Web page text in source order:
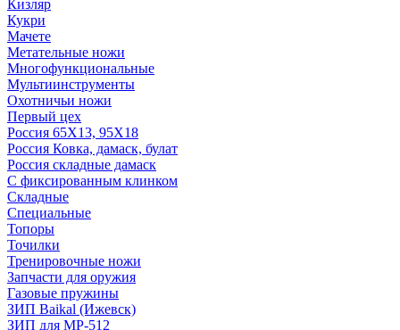
Кизляр
Кукри
Мачете
Метательные ножи
Многофункциональные
Мультиинструменты
Охотничьи ножи
Первый цех
Россия 65Х13, 95Х18
Россия Ковка, дамаск, булат
Россия складные дамаск
С фиксированным клинком
Складные
Специальные
Топоры
Точилки
Тренировочные ножи
Запчасти для оружия
Газовые пружины
ЗИП Baikal (Ижевск)
ЗИП для МР-512